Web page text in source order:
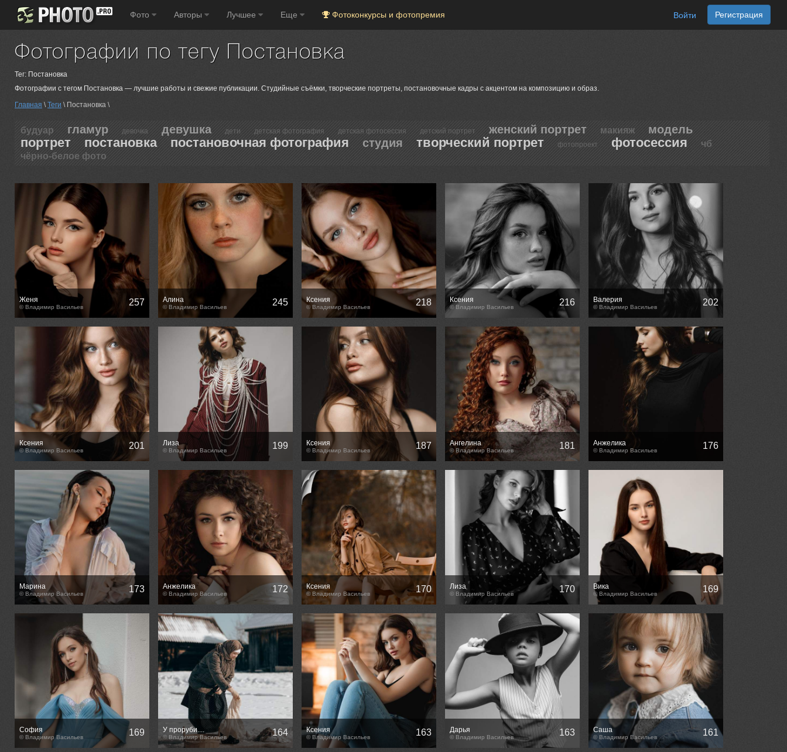
Фото Авторы Лучшее Еще Фотоконкурсы и фотопремия Войти Регистрация
Фотографии по тегу Постановка
Тег: Постановка
Фотографии с тегом Постановка — лучшие работы и свежие публикации. Студийные съёмки, творческие портреты, постановочные кадры с акцентом на композицию и образ.
Главная \Теги \ Постановка \
будуар гламур девочка девушка дети детская фотография детская фотосессия детский портрет женский портрет макияж модель
портрет постановка постановочная фотография студия творческий портрет фотопроект фотосессия
чб
чёрно-белое фото
Женя
© Владимир Васильев 257 Алина
© Владимир Васильев 245 Ксения
© Владимир Васильев 218 Ксения
© Владимир Васильев 216 Валерия
© Владимир Васильев 202
Ксения
© Владимир Васильев 201 Лиза
© Владимир Васильев 199 Ксения
© Владимир Васильев 187 Ангелина
© Владимир Васильев 181 Анжелика
© Владимир Васильев 176
Марина
© Владимир Васильев 173 Анжелика
© Владимир Васильев 172 Ксения
© Владимир Васильев 170 Лиза
© Владимир Васильев 170 Вика
© Владимир Васильев 169
София
© Владимир Васильев 169 У проруби....
© Владимир Васильев 164 Ксения
© Владимир Васильев 163 Дарья
© Владимир Васильев 163 Саша
© Владимир Васильев 161